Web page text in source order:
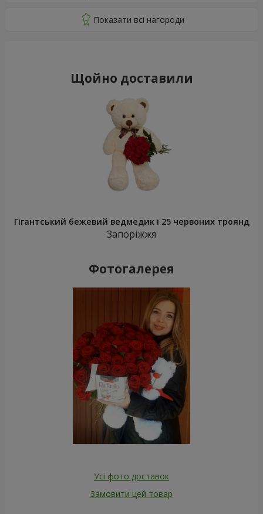
Щойно доставили
Гігантський бежевий ведмедик і 25 червоних троянд
Запоріжжя
Фотогалерея
Усі фото доставок
Замовити цей товар